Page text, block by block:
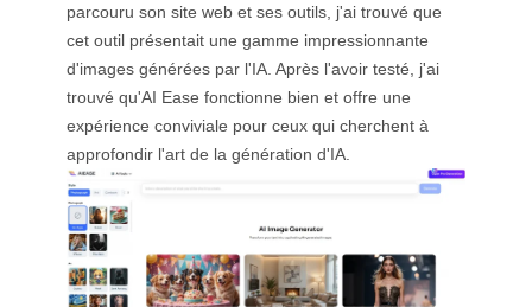
parcouru son site web et ses outils, j'ai trouvé que
cet outil présentait une gamme impressionnante
d'images générées par l'IA. Après l'avoir testé, j'ai
trouvé qu'AI Ease fonctionne bien et offre une
expérience conviviale pour ceux qui cherchent à
approfondir l'art de la génération d'IA.